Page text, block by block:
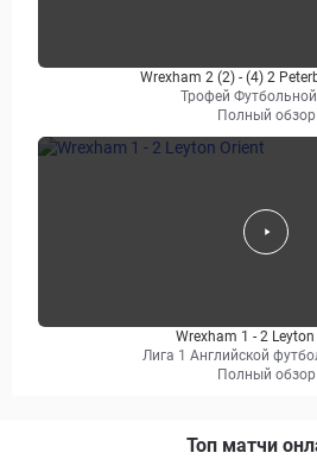
Wrexham 2 (2) - (4) 2
Трофей Футбольной
Полный обзор
Wrexham 1 - 2
Лига 1 Английской
Полный обзор
Топ матчи